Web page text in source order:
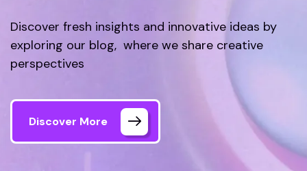
Discover fresh insights and innovative ideas by
exploring our blog, where we share creative
perspectives
Discover More